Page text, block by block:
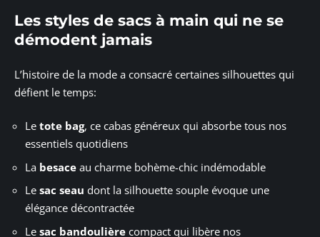
Les styles de sacs à main qui ne se
démodent jamais
L’histoire de la mode a consacré certaines silhouettes qui
défient le temps:
Le tote bag, ce cabas généreux qui absorbe tous nos
essentiels quotidiens
La besace au charme bohème-chic indémodable
Le sac seau dont la silhouette souple évoque une
élégance décontractée
Le sac bandoulière compact qui libère nos